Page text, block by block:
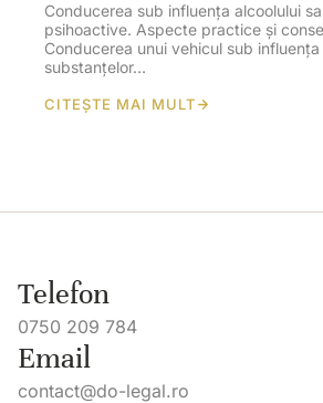
Conducerea sub influența alcoolului
psihoactive. Aspecte practice și
Conducerea unui vehicul sub influența
substanțelor…
CITEȘTE MAI MULT
Telefon
0750 209 784
Email
contact@do-legal.ro